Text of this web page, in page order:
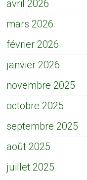
avril 2026
mars 2026
février 2026
janvier 2026
novembre 2025
octobre 2025
septembre 2025
août 2025
juillet 2025